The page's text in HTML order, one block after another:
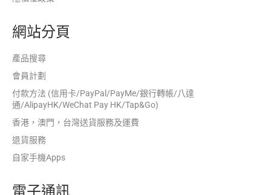
網站分頁
產品搜尋
會員計劃
付款方法 (信用卡/PayPal/PayMe/銀行轉帳/八達
通/AlipayHK/WeChat Pay HK/Tap&Go)
香港，澳門，台灣送貨服務及運費
退貨服務
自家手機Apps
電子通訊